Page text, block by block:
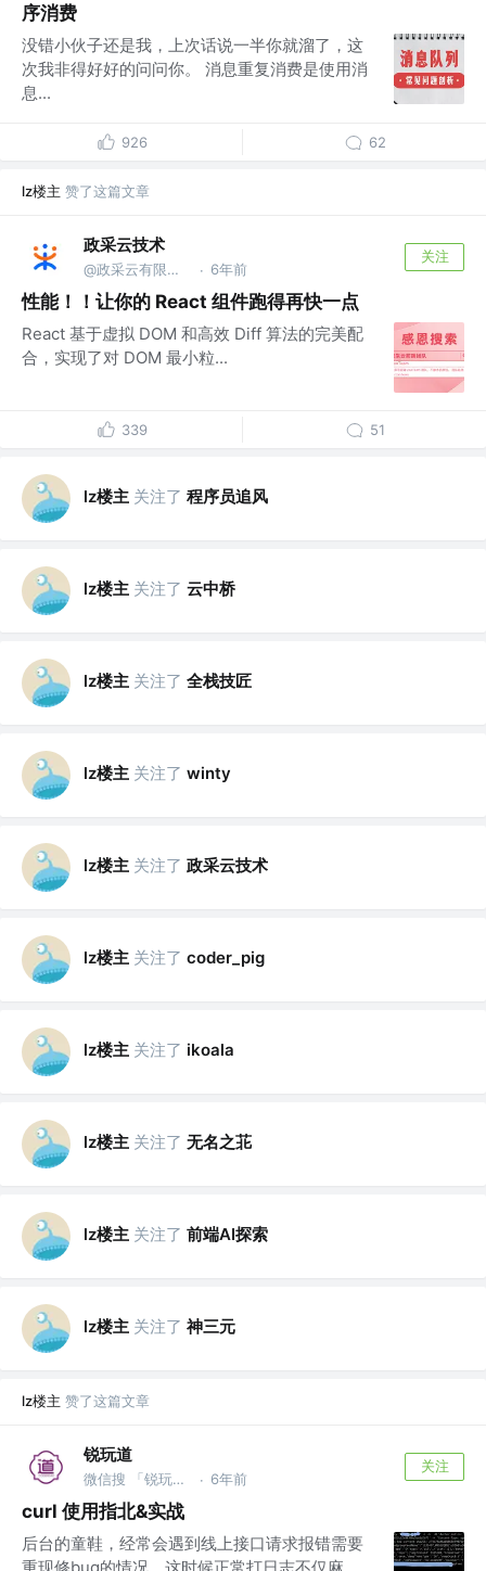
序消费
没错小伙子还是我，上次话说一半你就溜了，这
次我非得好好的问问你。 消息重复消费是使用消
息...
926 62
lz楼主 赞了这篇文章
政采云技术
@政采云有限公司@政采云技术 · 6年前
关注
性能！！让你的 React 组件跑得再快一点
React 基于虚拟 DOM 和高效 Diff 算法的完美配
合，实现了对 DOM 最小粒...
339 51
lz楼主 关注了 程序员追风
lz楼主 关注了 云中桥
lz楼主 关注了 全栈技匠
lz楼主 关注了 winty
lz楼主 关注了 政采云技术
lz楼主 关注了 coder_pig
lz楼主 关注了 ikoala
lz楼主 关注了 无名之苝
lz楼主 关注了 前端AI探索
lz楼主 关注了 神三元
lz楼主 赞了这篇文章
锐玩道
微信搜 「锐玩道」 · 6年前
关注
curl 使用指北&实战
后台的童鞋，经常会遇到线上接口请求报错需要
重现修bug的情况。这时候正常打日志不仅麻